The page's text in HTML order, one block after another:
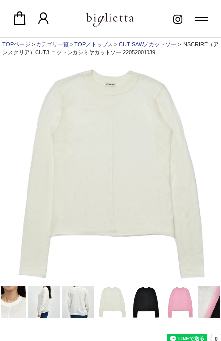
TOPページ > カテゴリ一覧 > TOP／トップス > CUT SAW／カットソー > INSCRIRE（ア
ンスクリア）CUT3 コットンカシミヤカットソー 22052001039